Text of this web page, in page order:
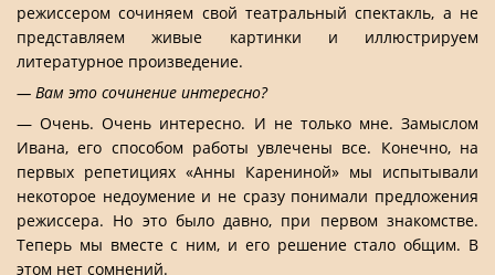
режиссером сочиняем свой театральный спектакль, а не
представляем живые картинки и иллюстрируем
литературное произведение.
— Вам это сочинение интересно?
— Очень. Очень интересно. И не только мне. Замыслом
Ивана, его способом работы увлечены все. Конечно, на
первых репетициях «Анны Карениной» мы испытывали
некоторое недоумение и не сразу понимали предложения
режиссера. Но это было давно, при первом знакомстве.
Теперь мы вместе с ним, и его решение стало общим. В
этом нет сомнений.